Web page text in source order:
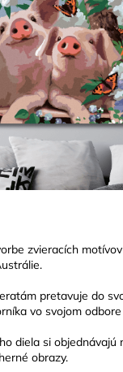
zvieracích
pretavuje do
vo svojom
diela si
obrazy.